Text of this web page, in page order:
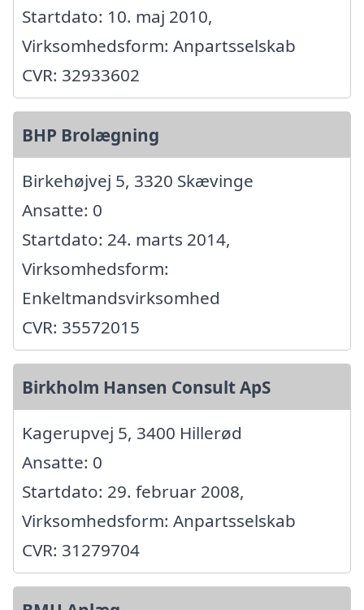
Startdato: 10. maj 2010,
Virksomhedsform: Anpartsselskab
CVR: 32933602
BHP Brolægning
Birkehøjvej 5, 3320 Skævinge
Ansatte: 0
Startdato: 24. marts 2014,
Virksomhedsform:
Enkeltmandsvirksomhed
CVR: 35572015
Birkholm Hansen Consult ApS
Kagerupvej 5, 3400 Hillerød
Ansatte: 0
Startdato: 29. februar 2008,
Virksomhedsform: Anpartsselskab
CVR: 31279704